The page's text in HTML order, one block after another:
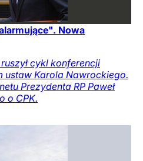
Nowa
cykl konferencji
ustaw Karola Nawrockiego.
Prezydenta RP Paweł
o CPK.